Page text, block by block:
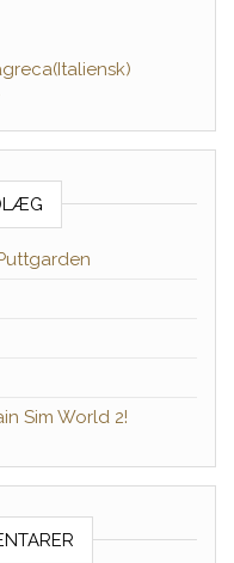
Sim World 2!